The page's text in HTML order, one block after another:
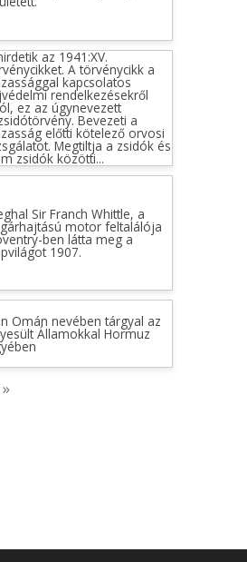
az 1941:XV.
A törvénycikk a
kapcsolatos
rendelkezésekről
ez az úgynevezett
Bevezeti a
előtti kötelező orvosi
Megtiltja a zsidók és
zsidók közötti...
Sir Franch Whittle, a
motor feltalálója
ben látta meg a
1907.
Omán nevében tárgyal az
Államokkal Hormuz